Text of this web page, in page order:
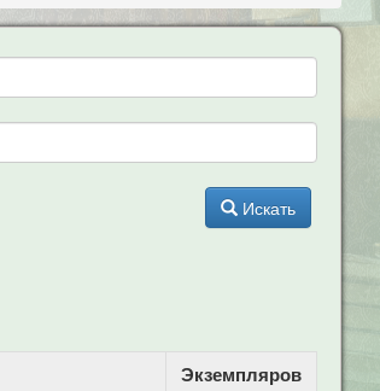
Искать
Экземпляров